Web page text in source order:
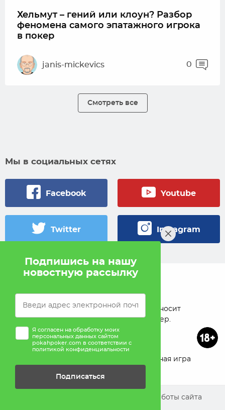
Хельмут – гений или клоун? Разбор
феномена самого эпатажного игрока
в покер
janis-mickevics 0
Смотреть все
Мы в социальных сетях
Facebook Youtube
Twitter Instagram
Pokah не проводит игры на деньги. Сайт носит
исключительно информационный характер.
Ответственная игра
Мы используем cookies для улучшения работы сайта
Подпишись на нашу
новостную рассылку
Я согласен на обработку моих
персональных данных сайтом
pokahpoker.com в соответствии с
политикой конфиденциальности
Подписаться